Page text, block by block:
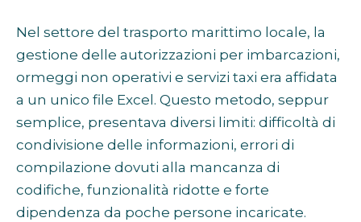
Nel settore del trasporto marittimo locale, la
gestione delle autorizzazioni per imbarcazioni,
ormeggi non operativi e servizi taxi era affidata
a un unico file Excel. Questo metodo, seppur
semplice, presentava diversi limiti: difficoltà di
condivisione delle informazioni, errori di
compilazione dovuti alla mancanza di
codifiche, funzionalità ridotte e forte
dipendenza da poche persone incaricate.